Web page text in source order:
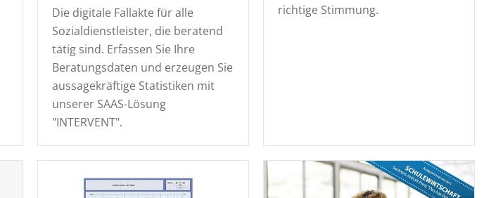
Die digitale Fallakte für alle
Sozialdienstleister, die beratend
tätig sind. Erfassen Sie Ihre
Beratungs­daten und erzeugen Sie
aussage­kräftige Statistiken mit
unserer SAAS-Lösung
"INTERVENT".
richtige Stimmung.